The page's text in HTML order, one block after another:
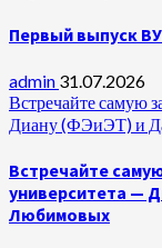
Первый выпуск
admin 31.07.2026
Встречайте самую
Диану (ФЭиЭТ) и
Встречайте
университета —
Любимовых